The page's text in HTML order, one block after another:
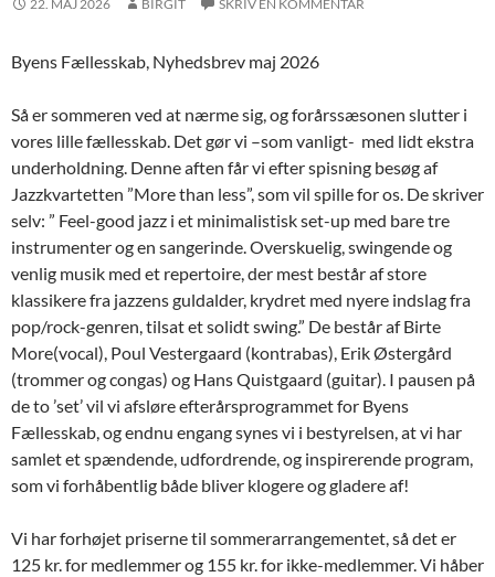
22. MAJ 2026 BIRGIT SKRIV EN KOMMENTAR
Byens Fællesskab, Nyhedsbrev maj 2026
Så er sommeren ved at nærme sig, og forårssæsonen slutter i
vores lille fællesskab. Det gør vi –som vanligt- med lidt ekstra
underholdning. Denne aften får vi efter spisning besøg af
Jazzkvartetten ”More than less”, som vil spille for os. De skriver
selv: ” Feel-good jazz i et minimalistisk set-up med bare tre
instrumenter og en sangerinde. Overskuelig, swingende og
venlig musik med et repertoire, der mest består af store
klassikere fra jazzens guldalder, krydret med nyere indslag fra
pop/rock-genren, tilsat et solidt swing.” De består af Birte
More(vocal), Poul Vestergaard (kontrabas), Erik Østergård
(trommer og congas) og Hans Quistgaard (guitar). I pausen på
de to ’set’ vil vi afsløre efterårsprogrammet for Byens
Fællesskab, og endnu engang synes vi i bestyrelsen, at vi har
samlet et spændende, udfordrende, og inspirerende program,
som vi forhåbentlig både bliver klogere og gladere af!
Vi har forhøjet priserne til sommerarrangementet, så det er
125 kr. for medlemmer og 155 kr. for ikke-medlemmer. Vi håber